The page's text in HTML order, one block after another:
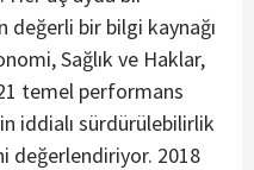
değerli bir bilgi kaynağı
Sağlık ve Haklar,
temel performans
iddialı sürdürülebilirlik
değerlendiriyor. 2018